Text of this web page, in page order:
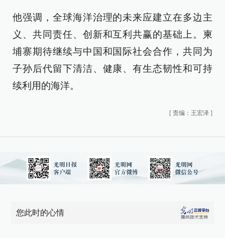
他强调，全球海洋治理的未来应建立在多边主
义、共同责任、创新和互利共赢的基础上。柬
埔寨期待继续与中国和国际社会合作，共同为
子孙后代留下清洁、健康、有生态韧性和可持
续利用的海洋。
[ 责编：王宏泽 ]
您此时的心情